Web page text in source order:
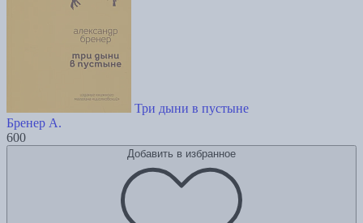
Три дыни в пустыне
Бренер А.
600
Добавить в избранное